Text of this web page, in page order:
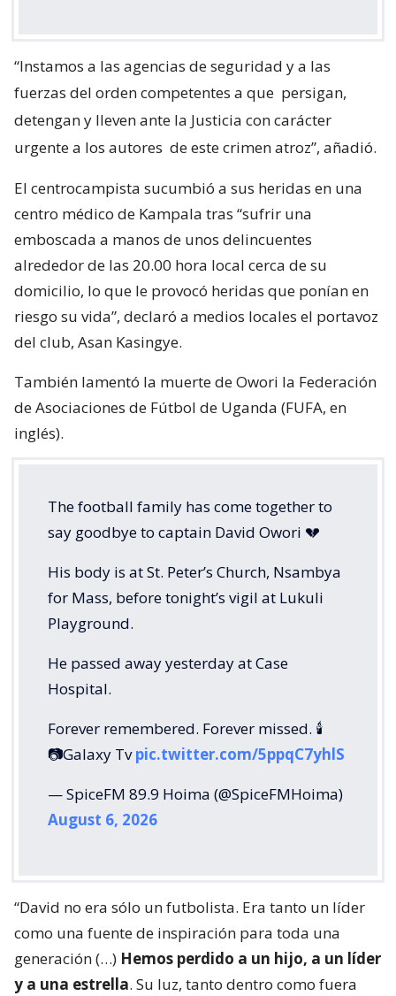
“Instamos a las agencias de seguridad y a las
fuerzas del orden competentes a que persigan,
detengan y lleven ante la Justicia con carácter
urgente a los autores de este crimen atroz”, añadió.
El centrocampista sucumbió a sus heridas en una
centro médico de Kampala tras “sufrir una
emboscada a manos de unos delincuentes
alrededor de las 20.00 hora local cerca de su
domicilio, lo que le provocó heridas que ponían en
riesgo su vida”, declaró a medios locales el portavoz
del club, Asan Kasingye.
También lamentó la muerte de Owori la Federación
de Asociaciones de Fútbol de Uganda (FUFA, en
inglés).
The football family has come together to
say goodbye to captain David Owori 💔
His body is at St. Peter’s Church, Nsambya
for Mass, before tonight’s vigil at Lukuli
Playground.
He passed away yesterday at Case
Hospital.
Forever remembered. Forever missed. 🕯️
📷Galaxy Tvpic.twitter.com/5ppqC7yhlS
— SpiceFM 89.9 Hoima (@SpiceFMHoima)
August 6, 2026
“David no era sólo un futbolista. Era tanto un líder
como una fuente de inspiración para toda una
generación (…) Hemos perdido a un hijo, a un líder
y a una estrella. Su luz, tanto dentro como fuera